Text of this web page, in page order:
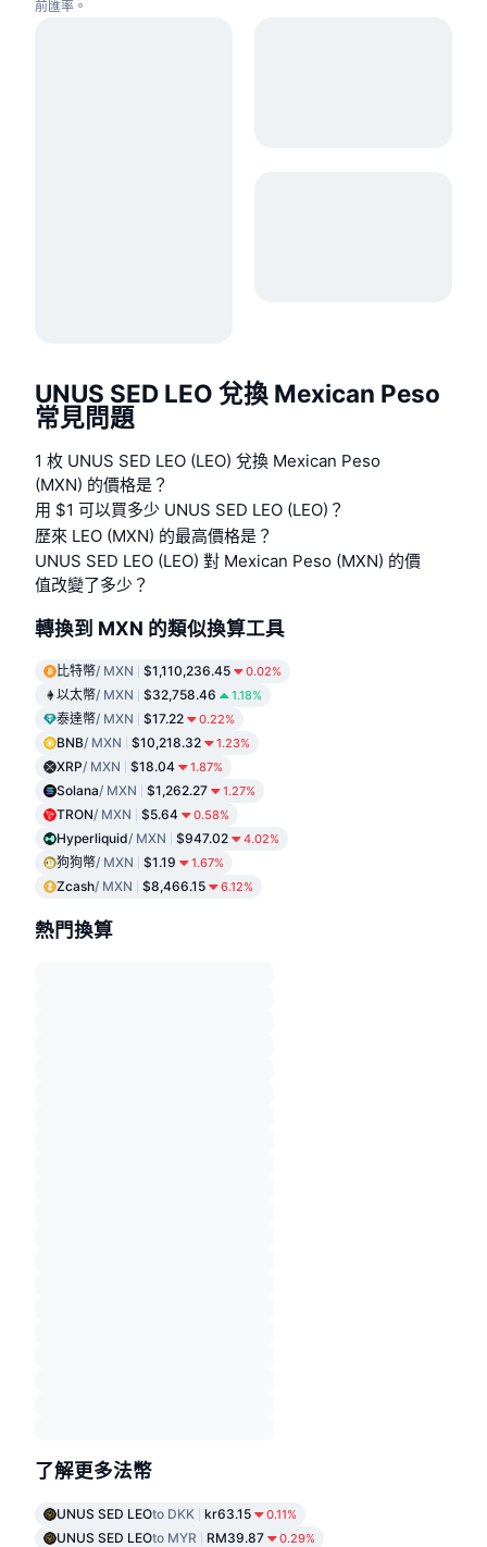
前匯率。
UNUS SED LEO 兌換 Mexican Peso
常見問題
1 枚 UNUS SED LEO (LEO) 兌換 Mexican Peso
(MXN) 的價格是？
用 $1 可以買多少 UNUS SED LEO (LEO)？
歷來 LEO (MXN) 的最高價格是？
UNUS SED LEO (LEO) 對 Mexican Peso (MXN) 的價
值改變了多少？
轉換到 MXN 的類似換算工具
比特幣/ MXN $1,110,236.45 0.02%
以太幣/ MXN $32,758.46 1.18%
泰達幣/ MXN $17.22 0.22%
BNB/ MXN $10,218.32 1.23%
XRP/ MXN $18.04 1.87%
Solana/ MXN $1,262.27 1.27%
TRON/ MXN $5.64 0.58%
Hyperliquid/ MXN $947.02 4.02%
狗狗幣/ MXN $1.19 1.67%
Zcash/ MXN $8,466.15 6.12%
熱門換算
了解更多法幣
UNUS SED LEOto DKK kr63.15 0.11%
UNUS SED LEOto MYR RM39.87 0.29%